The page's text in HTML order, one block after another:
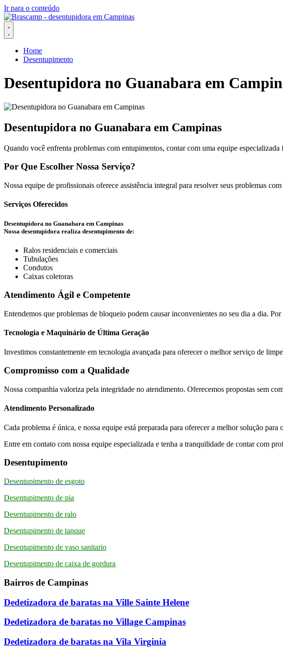
Ir para o conteúdo
Home
Desentupimento
Desentupidora no Guanabara em
Desentupidora no Guanabara em Campinas
Quando você enfrenta problemas com entupimentos, contar com uma equipe
Por Que Escolher Nossa Serviço?
Nossa equipe de profissionais oferece assistência integral para resolver seus problemas
Serviços Oferecidos
Desentupidora no Guanabara em Campinas
Nossa desentupidora realiza desentupimento de:
Ralos residenciais e comerciais
Tubulações
Condutos
Caixas coletoras
Atendimento Ágil e Competente
Entendemos que problemas de bloqueio podem causar inconvenientes no seu dia a dia.
Tecnologia e Maquinário de Última Geração
Investimos constantemente em tecnologia avançada para oferecer o melhor serviço de
Compromisso com a Qualidade
Nossa companhia valoriza pela integridade no atendimento. Oferecemos propostas sem
Atendimento Personalizado
Cada problema é única, e nossa equipe está preparada para oferecer a melhor solução
Entre em contato com nossa equipe especializada e tenha a tranquilidade de contar com
Desentupimento
Desentupimento de esgoto
Desentupimento de pia
Desentupimento de ralo
Desentupimento de tanque
Desentupimento de vaso sanitario
Desentupimento de caixa de gordura
Bairros de Campinas
Dedetizadora de baratas na Ville Sainte Helene
Dedetizadora de baratas no Village Campinas
Dedetizadora de baratas na Vila Virginia